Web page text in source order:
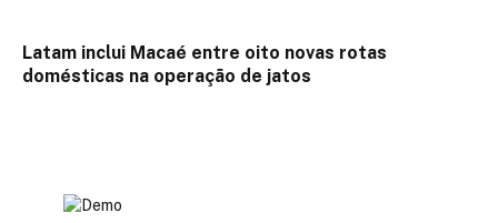
Latam inclui Macaé entre oito novas rotas
domésticas na operação de jatos